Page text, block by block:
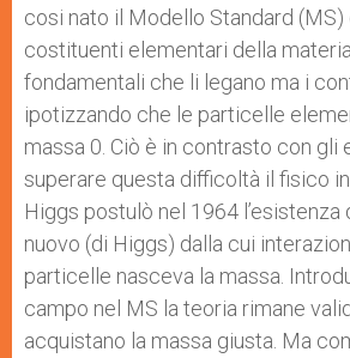
cosi nato il Modello Standard
costituenti elementari della
fondamentali che li legano ma i
ipotizzando che le particelle
massa 0. Ciò è in contrasto con gli
superare questa difficoltà il fisico
Higgs postulò nel 1964 l’esistenza
nuovo (di Higgs) dalla cui
particelle nasceva la massa.
campo nel MS la teoria rimane
acquistano la massa giusta. Ma